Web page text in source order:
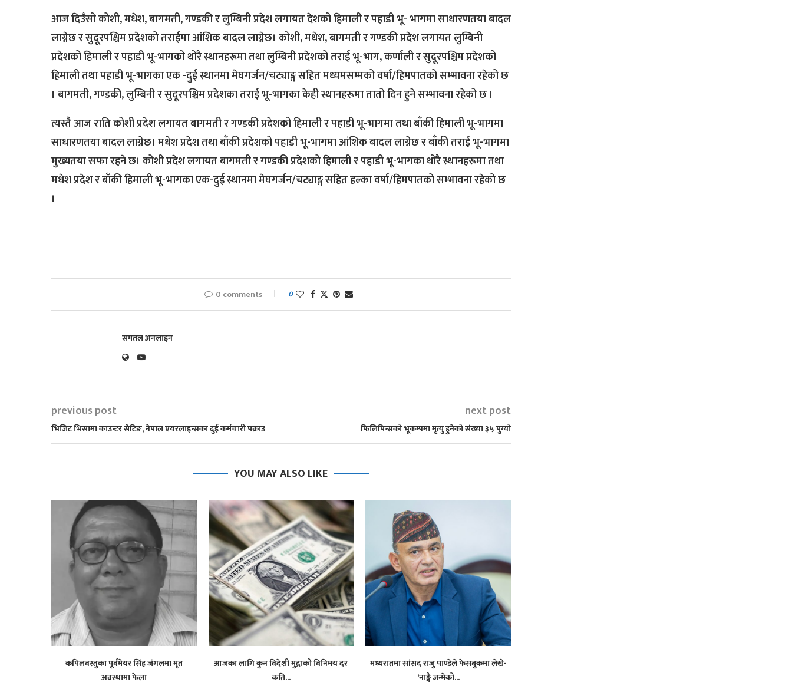
आज दिउँसो कोशी, मधेश, बागमती, गण्डकी र लुम्बिनी प्रदेश लगायत देशको हिमाली र पहाडी भू- भागमा साधारणतया बादल
लाग्नेछ र सुदूरपश्चिम प्रदेशको तराईमा आंशिक बादल लाग्नेछ। कोशी, मधेश, बागमती र गण्डकी प्रदेश लगायत लुम्बिनी
प्रदेशको हिमाली र पहाडी भू-भागको थोरै स्थानहरूमा तथा लुम्बिनी प्रदेशको तराई भू-भाग, कर्णाली र सुदूरपश्चिम प्रदेशको
हिमाली तथा पहाडी भू-भागका एक -दुई स्थानमा मेघगर्जन/चट्याङ्ग सहित मध्यमसम्मको वर्षा/हिमपातको सम्भावना रहेको छ
। बागमती, गण्डकी, लुम्बिनी र सुदूरपश्चिम प्रदेशका तराई भू-भागका केही स्थानहरूमा तातो दिन हुने सम्भावना रहेको छ ।
त्यस्तै आज राति कोशी प्रदेश लगायत बागमती र गण्डकी प्रदेशको हिमाली र पहाडी भू-भागमा तथा बाँकी हिमाली भू-भागमा
साधारणतया बादल लाग्नेछ। मधेश प्रदेश तथा बाँकी प्रदेशको पहाडी भू-भागमा आंशिक बादल लाग्नेछ र बाँकी तराई भू-भागमा
मुख्यतया सफा रहने छ। कोशी प्रदेश लगायत बागमती र गण्डकी प्रदेशको हिमाली र पहाडी भू-भागका थोरै स्थानहरूमा तथा
मधेश प्रदेश र बाँकी हिमाली भू-भागका एक-दुई स्थानमा मेघगर्जन/चट्याङ्ग सहित हल्का वर्षा/हिमपातको सम्भावना रहेको छ
।
0 comments 0
समतल अनलाइन
previous post
भिजिट भिसामा काउन्टर सेटिङ, नेपाल एयरलाइन्सका दुई कर्मचारी पक्राउ
next post
फिलिपिन्सको भूकम्पमा मृत्यु हुनेको संख्या ३५ पुग्यो
YOU MAY ALSO LIKE
कपिलवस्तुका पूर्वमेयर सिंह जंगलमा मृत
अवस्थामा फेला
आजका लागि कुन विदेशी मुद्राको विनिमय दर
कति...
मध्यरातमा सांसद राजु पाण्डेले फेसबुकमा लेखे-
‘नाङ्गै जन्मेको...